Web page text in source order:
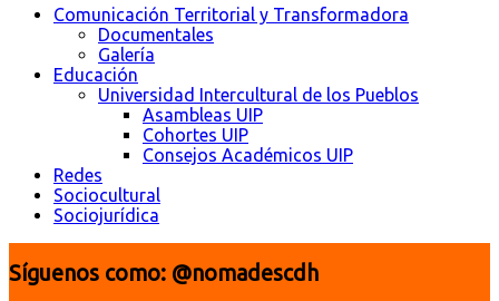
Comunicación Territorial y Transformadora
Documentales
Galería
Educación
Universidad Intercultural de los Pueblos
Asambleas UIP
Cohortes UIP
Consejos Académicos UIP
Redes
Sociocultural
Sociojurídica
Síguenos como: @nomadescdh